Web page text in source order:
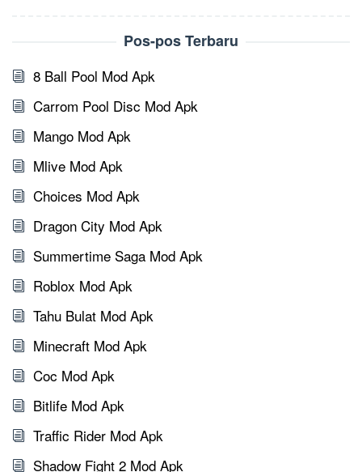
Pos-pos Terbaru
8 Ball Pool Mod Apk
Carrom Pool Disc Mod Apk
Mango Mod Apk
Mlive Mod Apk
Choices Mod Apk
Dragon City Mod Apk
Summertime Saga Mod Apk
Roblox Mod Apk
Tahu Bulat Mod Apk
Minecraft Mod Apk
Coc Mod Apk
Bitlife Mod Apk
Traffic Rider Mod Apk
Shadow Fight 2 Mod Apk